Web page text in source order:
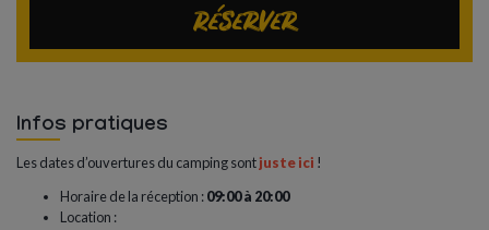
Réserver
Infos pratiques
Les dates d’ouvertures du camping sontjuste ici !
Horaire de la réception :09:00 à 20:00
Location :